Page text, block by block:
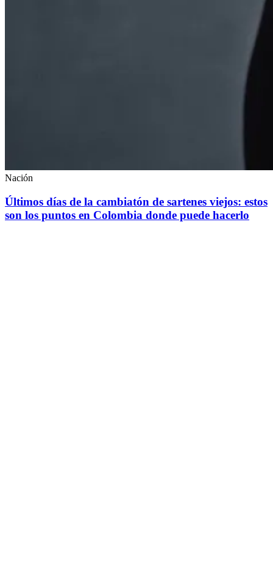
Nación
Últimos días de la cambiatón de sartenes viejos: estos
son los puntos en Colombia donde puede hacerlo